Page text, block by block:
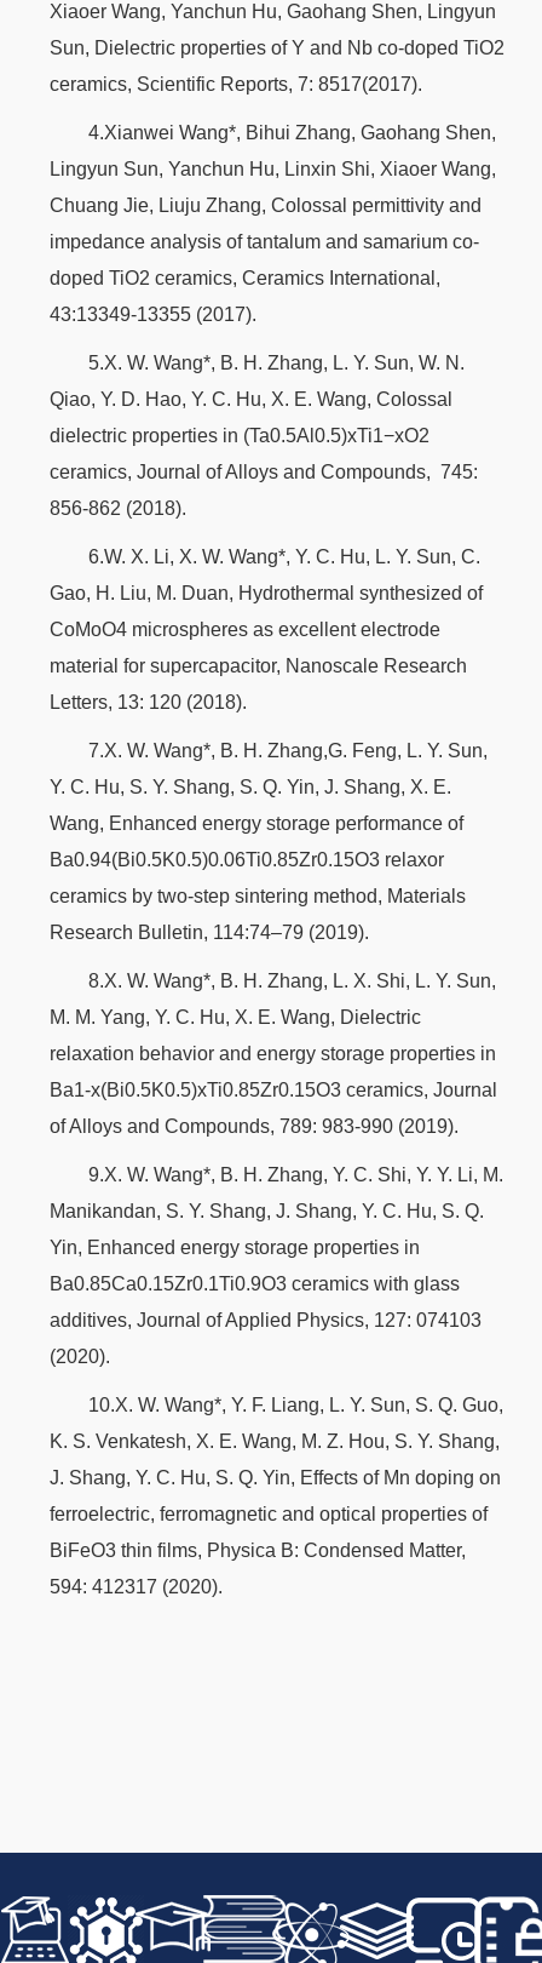
Xiaoer Wang, Yanchun Hu, Gaohang Shen, Lingyun
Sun, Dielectric properties of Y and Nb co-doped TiO2
ceramics, Scientific Reports, 7: 8517(2017).
4.Xianwei Wang*, Bihui Zhang, Gaohang Shen,
Lingyun Sun, Yanchun Hu, Linxin Shi, Xiaoer Wang,
Chuang Jie, Liuju Zhang, Colossal permittivity and
impedance analysis of tantalum and samarium co-
doped TiO2 ceramics, Ceramics International,
43:13349-13355 (2017).
5.X. W. Wang*, B. H. Zhang, L. Y. Sun, W. N.
Qiao, Y. D. Hao, Y. C. Hu, X. E. Wang, Colossal
dielectric properties in (Ta0.5Al0.5)xTi1−xO2
ceramics, Journal of Alloys and Compounds, 745:
856-862 (2018).
6.W. X. Li, X. W. Wang*, Y. C. Hu, L. Y. Sun, C.
Gao, H. Liu, M. Duan, Hydrothermal synthesized of
CoMoO4 microspheres as excellent electrode
material for supercapacitor, Nanoscale Research
Letters, 13: 120 (2018).
7.X. W. Wang*, B. H. Zhang,G. Feng, L. Y. Sun,
Y. C. Hu, S. Y. Shang, S. Q. Yin, J. Shang, X. E.
Wang, Enhanced energy storage performance of
Ba0.94(Bi0.5K0.5)0.06Ti0.85Zr0.15O3 relaxor
ceramics by two-step sintering method, Materials
Research Bulletin, 114:74–79 (2019).
8.X. W. Wang*, B. H. Zhang, L. X. Shi, L. Y. Sun,
M. M. Yang, Y. C. Hu, X. E. Wang, Dielectric
relaxation behavior and energy storage properties in
Ba1-x(Bi0.5K0.5)xTi0.85Zr0.15O3 ceramics, Journal
of Alloys and Compounds, 789: 983-990 (2019).
9.X. W. Wang*, B. H. Zhang, Y. C. Shi, Y. Y. Li, M.
Manikandan, S. Y. Shang, J. Shang, Y. C. Hu, S. Q.
Yin, Enhanced energy storage properties in
Ba0.85Ca0.15Zr0.1Ti0.9O3 ceramics with glass
additives, Journal of Applied Physics, 127: 074103
(2020).
10.X. W. Wang*, Y. F. Liang, L. Y. Sun, S. Q. Guo,
K. S. Venkatesh, X. E. Wang, M. Z. Hou, S. Y. Shang,
J. Shang, Y. C. Hu, S. Q. Yin, Effects of Mn doping on
ferroelectric, ferromagnetic and optical properties of
BiFeO3 thin films, Physica B: Condensed Matter,
594: 412317 (2020).